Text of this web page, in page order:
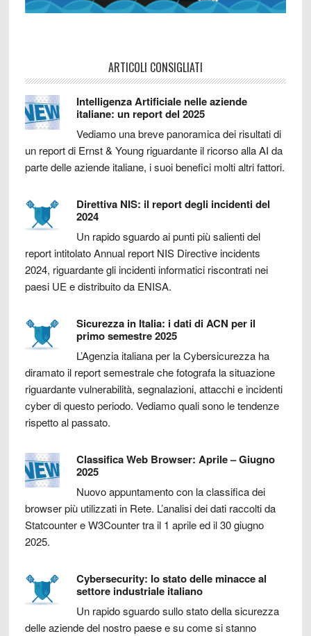
ARTICOLI CONSIGLIATI
Intelligenza Artificiale nelle aziende
italiane: un report del 2025
Vediamo una breve panoramica dei risultati di
un report di Ernst & Young riguardante il ricorso alla AI da
parte delle aziende italiane, i suoi benefici molti altri fattori.
Direttiva NIS: il report degli incidenti del
2024
Un rapido sguardo ai punti più salienti del
report intitolato Annual report NIS Directive incidents
2024, riguardante gli incidenti informatici riscontrati nei
paesi UE e distribuito da ENISA.
Sicurezza in Italia: i dati di ACN per il
primo semestre 2025
L’Agenzia italiana per la Cybersicurezza ha
diramato il report semestrale che fotografa la situazione
riguardante vulnerabilità, segnalazioni, attacchi e incidenti
cyber di questo periodo. Vediamo quali sono le tendenze
rispetto al passato.
Classifica Web Browser: Aprile – Giugno
2025
Nuovo appuntamento con la classifica dei
browser più utilizzati in Rete. L’analisi dei dati raccolti da
Statcounter e W3Counter tra il 1 aprile ed il 30 giugno
2025.
Cybersecurity: lo stato delle minacce al
settore industriale italiano
Un rapido sguardo sullo stato della sicurezza
delle aziende del nostro paese e su come si stanno